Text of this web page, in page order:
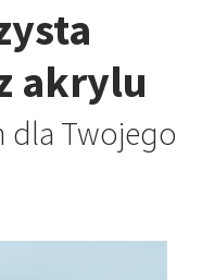
akrylu
dla Twojego